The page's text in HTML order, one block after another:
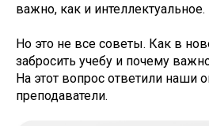
важно, как и интеллектуальное.
Но это не все советы. Как в
забросить учебу и почему
На этот вопрос ответили наши
преподаватели.